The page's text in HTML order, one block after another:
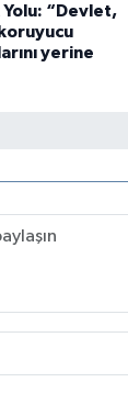
Yolu: “Devlet,
yerine